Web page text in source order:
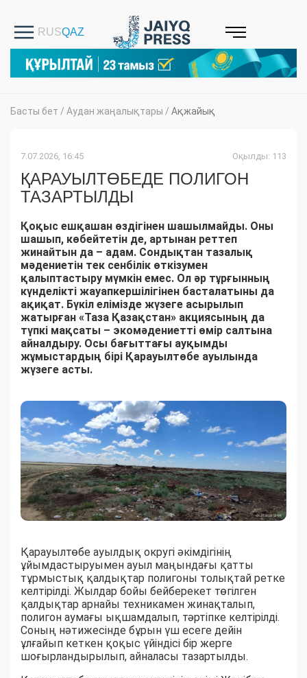
Басты бет / Аудан жаңалықтары / Ақжайық
7.07.2026, 16:45 Оқылды: 113
ҚАРАУЫЛТӨБЕДЕ ПОЛИГОН
ТАЗАРТЫЛДЫ
Қоқыс ешқашан өздігінен шашылмайды. Оны
шашып, көбейтетін де, артынан реттеп
жинайтын да – адам. Сондықтан тазалық
мәдениетін тек сенбілік өткізумен
қалыптастыру мүмкін емес. Ол әр тұрғынның
күнделікті жауапкершілігінен басталатыны да
ақиқат. Бүкіл елімізде жүзеге асырылып
жатырған «Таза Қазақстан» акциясының да
түпкі мақсаты – экомәдениетті өмір салтына
айналдыру. Осы бағыттағы ауқымды
жұмыстардың бірі Қарауылтөбе ауылында
жүзеге асты.
Қарауылтөбе ауылдық округі әкімдігінің
ұйымдастыруымен ауыл маңындағы қатты
тұрмыстық қалдықтар полигоны толықтай ретке
келтірілді. Жылдар бойы бейберекет төгілген
қалдықтар арнайы техникамен жинақталып,
полигон аумағы ықшамдалып, тәртіпке келтірілді.
Соның нәтижесінде бұрын үш есеге дейін
ұлғайып кеткен қоқыс үйіндісі бір жерге
шоғырландырылып, айналасы тазартылды.